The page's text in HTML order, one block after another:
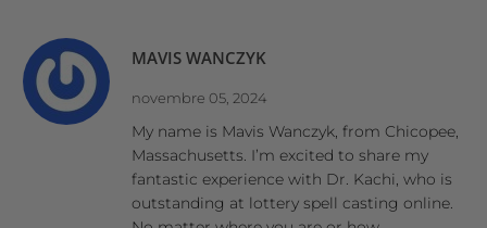
MAVIS WANCZYK
novembre 05, 2024
My name is Mavis Wanczyk, from Chicopee,
Massachusetts. I’m excited to share my
fantastic experience with Dr. Kachi, who is
outstanding at lottery spell casting online.